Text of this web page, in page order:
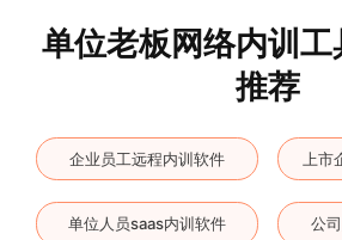
单位老板网络内训
推荐
企业员工远程内训软件 上市
单位人员saas内训软件 公